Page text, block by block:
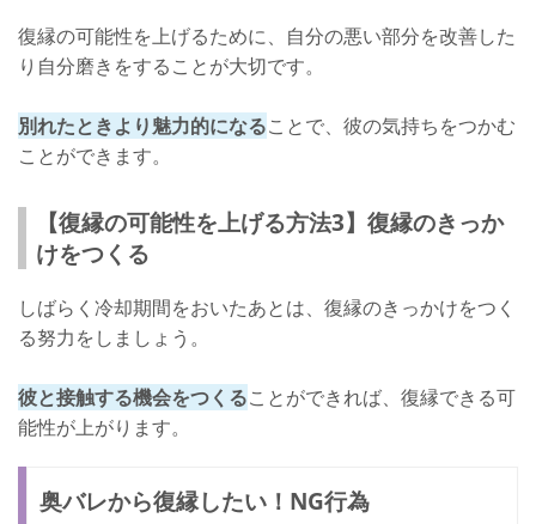
復縁の可能性を上げるために、自分の悪い部分を改善した
り自分磨きをすることが大切です。
別れたときより魅力的になることで、彼の気持ちをつかむ
ことができます。
【復縁の可能性を上げる方法3】復縁のきっか
けをつくる
しばらく冷却期間をおいたあとは、復縁のきっかけをつく
る努力をしましょう。
彼と接触する機会をつくることができれば、復縁できる可
能性が上がります。
奥バレから復縁したい！NG行為